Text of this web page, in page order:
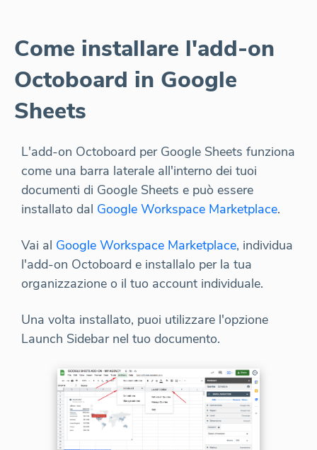
Come installare l'add-on
Octoboard in Google
Sheets
L'add-on Octoboard per Google Sheets funziona
come una barra laterale all'interno dei tuoi
documenti di Google Sheets e può essere
installato dal Google Workspace Marketplace.
Vai al Google Workspace Marketplace, individua
l'add-on Octoboard e installalo per la tua
organizzazione o il tuo account individuale.
Una volta installato, puoi utilizzare l'opzione
Launch Sidebar nel tuo documento.